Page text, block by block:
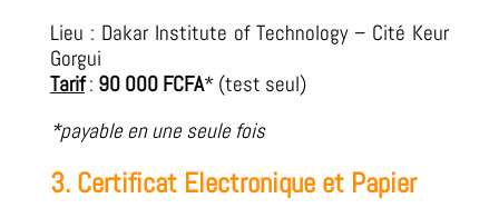
Lieu : Dakar Institute of Technology – Cité Keur
Gorgui
Tarif : 90 000 FCFA* (test seul)
*payable en une seule fois
3. Certificat Electronique et Papier